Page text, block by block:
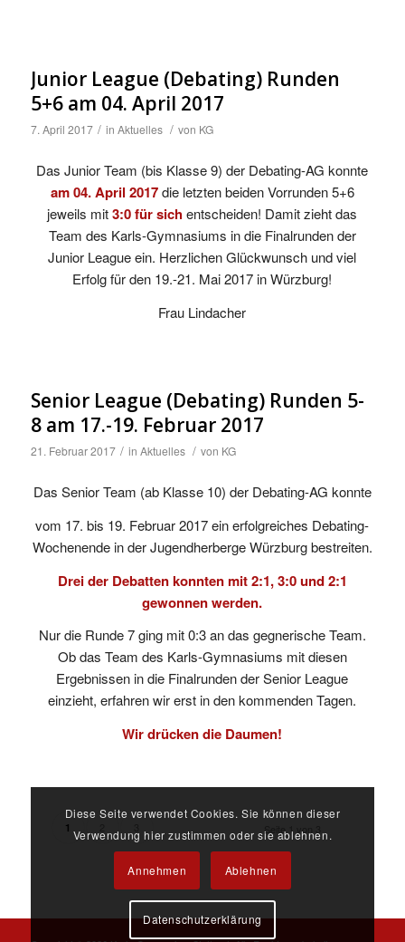
Junior League (Debating) Runden
5+6 am 04. April 2017
7. April 2017 / in Aktuelles / von KG
Das Junior Team (bis Klasse 9) der Debating-AG konnte
am 04. April 2017die letzten beiden Vorrunden 5+6
jeweils mit3:0 für sichentscheiden! Damit zieht das
Team des Karls-Gymnasiums in die Finalrunden der
Junior League ein. Herzlichen Glückwunsch und viel
Erfolg für den 19.-21. Mai 2017 in Würzburg!
Frau Lindacher
Senior League (Debating) Runden 5-
8 am 17.-19. Februar 2017
21. Februar 2017 / in Aktuelles / von KG
Das Senior Team (ab Klasse 10) der Debating-AG konnte
vom 17. bis 19. Februar 2017 ein erfolgreiches Debating-
Wochenende in der Jugendherberge Würzburg bestreiten.
Drei der Debatten konnten mit 2:1, 3:0 und 2:1
gewonnen werden.
Nur die Runde 7 ging mit 0:3 an das gegnerische Team.
Ob das Team des Karls-Gymnasiums mit diesen
Ergebnissen in die Finalrunden der Senior League
einzieht, erfahren wir erst in den kommenden Tagen.
Wir drücken die Daumen!
Seite 1 von 3
1
Diese Seite verwendet Cookies. Sie können dieser
Verwendung hier zustimmen oder sie ablehnen.
Annehmen Ablehnen
Datenschutzerklärung